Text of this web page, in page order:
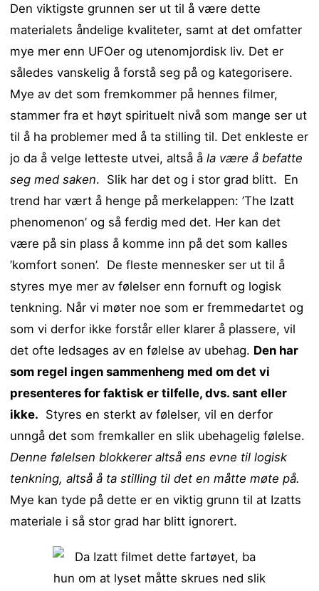
Den viktigste grunnen ser ut til å være dette
materialets åndelige kvaliteter, samt at det omfatter
mye mer enn UFOer og utenomjordisk liv. Det er
således vanskelig å forstå seg på og kategorisere.
Mye av det som fremkommer på hennes filmer,
stammer fra et høyt spirituelt nivå som mange ser ut
til å ha problemer med å ta stilling til. Det enkleste er
jo da å velge letteste utvei, altså åla være å befatte
seg med saken. Slik har det og i stor grad blitt. En
trend har vært å henge på merkelappen: ’The Izatt
phenomenon’ og så ferdig med det. Her kan det
være på sin plass å komme inn på det som kalles
’komfort sonen’. De fleste mennesker ser ut til å
styres mye mer av følelser enn fornuft og logisk
tenkning. Når vi møter noe som er fremmedartet og
som vi derfor ikke forstår eller klarer å plassere, vil
det ofte ledsages av en følelse av ubehag. Den har
som regel ingen sammenheng med om det vi
presenteres for faktisk er tilfelle, dvs. sant eller
ikke. Styres en sterkt av følelser, vil en derfor
unngå det som fremkaller en slik ubehagelig følelse.
Denne følelsen blokkerer altså ens evne til logisk
tenkning, altså å ta stilling til det en måtte møte på.
Mye kan tyde på dette er en viktig grunn til at Izatts
materiale i så stor grad har blitt ignorert.